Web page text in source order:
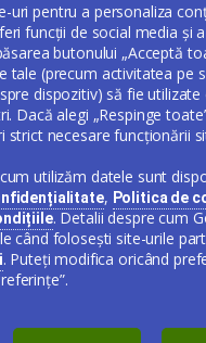
uri pentru a personaliza
funcții de social media și
butonului „Acceptă
tale (precum activitatea pe
dispozitiv) să fie utilizate
Dacă alegi „Respinge
strict necesare funcționării
utilizăm datele sunt
, Politica de
. Detalii despre cum
când folosești site-urile
. Puteți modifica oricând